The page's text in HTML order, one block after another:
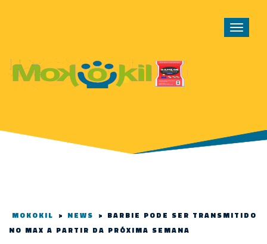
Toggle
MOKOKIL > NEWS > BARBIE PODE SER TRANSMITIDO
NO MAX A PARTIR DA PRÓXIMA SEMANA